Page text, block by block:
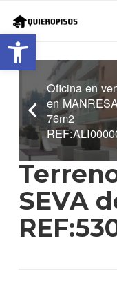
Abrir barra de
Oficina en
en
76m2
SEVA